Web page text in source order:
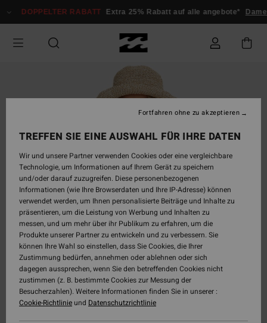
zur
springen
DOPPELTER RABATT Extra 25% Rabatt auf alle angebote*
TREFFEN SIE EINE AUSWAHL FÜR IHRE DATEN
Wir und unsere Partner verwenden Cookies oder eine vergleichbare
Technologie, um Informationen auf Ihrem Gerät zu speichern
und/oder darauf zuzugreifen. Diese personenbezogenen
Informationen (wie Ihre Browserdaten und Ihre IP-Adresse) können
verwendet werden, um Ihnen personalisierte Beiträge und Inhalte zu
präsentieren, um die Leistung von Werbung und Inhalten zu
messen, und um mehr über ihr Publikum zu erfahren, um die
Produkte unserer Partner zu entwickeln und zu verbessern. Sie
können Ihre Wahl so einstellen, dass Sie Cookies, die Ihrer
Zustimmung bedürfen, annehmen oder ablehnen oder sich
dagegen aussprechen, wenn Sie den betreffenden Cookies nicht
zustimmen (z. B. bestimmte Cookies zur Messung der
Besucherzahlen). Weitere Informationen finden Sie in unserer :
Cookie-Richtlinieund Datenschutzrichtlinie
Fortfahren ohne zu akzeptieren